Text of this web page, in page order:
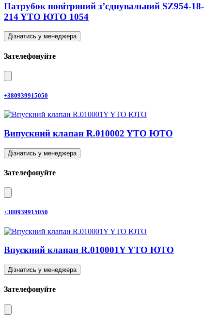
Патрубок повітряний з’єднувальний SZ954-18-
214 YTO ЮТО 1054
Дізнатись у менеджера
Зателефонуйте
+380939915050
Випускний клапан R.010002 YTO ЮТО
Дізнатись у менеджера
Зателефонуйте
+380939915050
Впускний клапан R.010001Y YTO ЮТО
Дізнатись у менеджера
Зателефонуйте